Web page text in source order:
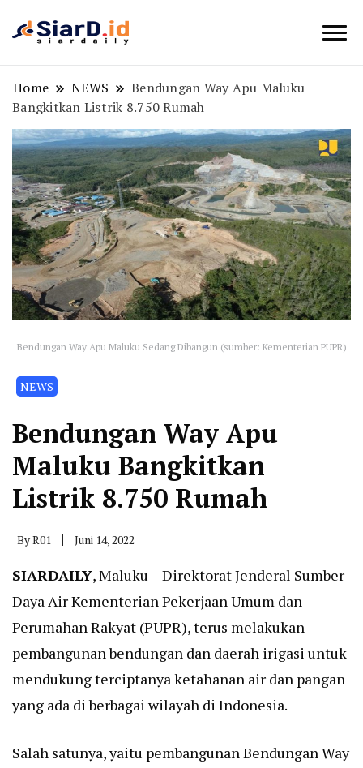
Home NEWS
Bendungan Way Apu Maluku
Bangkitkan Listrik 8.750 Rumah
Bendungan Way Apu Maluku Sedang Dibangun (sumber: Kementerian PUPR)
NEWS
Bendungan Way Apu
Maluku Bangkitkan
Listrik 8.750 Rumah
ByR01 Juni 14, 2022
SIARDAILY, Maluku – Direktorat Jenderal Sumber
Daya Air Kementerian Pekerjaan Umum dan
Perumahan Rakyat (PUPR), terus melakukan
pembangunan bendungan dan daerah irigasi untuk
mendukung terciptanya ketahanan air dan pangan
yang ada di berbagai wilayah di Indonesia.
Salah satunya, yaitu pembangunan Bendungan Way